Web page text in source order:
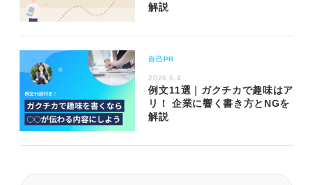
解説
自己PR
2026.6.4
例文11選｜ガクチカで趣味はア
リ！ 企業に響く書き方とNGを
解説